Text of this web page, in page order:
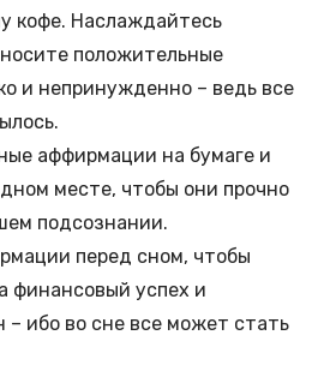
кофе. Наслаждайтесь
положительные
и непринужденно – ведь все
аффирмации на бумаге и
месте, чтобы они прочно
подсознании.
перед сном, чтобы
финансовый успех и
– ибо во сне все может стать